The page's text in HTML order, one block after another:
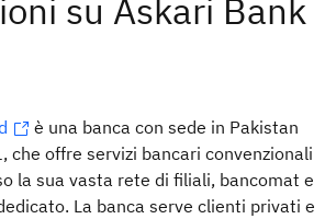
è una banca con sede in Pakistan
offre servizi bancari convenzionali
la sua vasta rete di filiali, bancomat e
La banca serve clienti privati e